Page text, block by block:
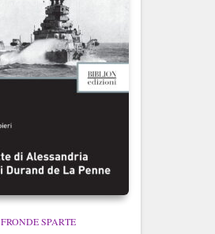
FRONDE SPARTE